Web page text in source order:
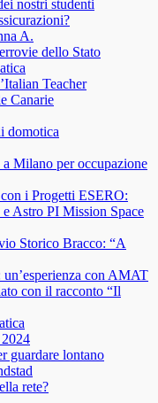
nostri studenti
A.
dello Stato
Teacher
Canarie
domotica
Milano per occupazione
i Progetti ESERO:
Astro PI Mission Space
Storico Bracco: “A
con AMAT
con il racconto “Il
guardare lontano
rete?